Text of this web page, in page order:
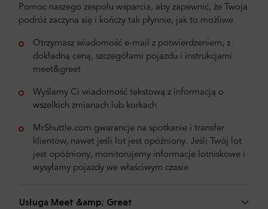
Pomoc naszego zespołu wsparcia, aby zapewnić, że Twoja
podróż zaczyna się i kończy tak płynnie, jak to możliwe
Otrzymasz wiadomość e-mail z potwierdzeniem, z
dokładną ceną, szczegółami pojazdu i instrukcjami
meet&greet
Wyślemy Ci wiadomość tekstową z informacją o
wszelkich zmianach lub korkach
MrShuttle.com gwarancje na spotkanie i transfer
klientów, nawet jeśli lot jest opóźniony. Jeśli Twój lot
jest opóźniony, monitorujemy informacje lotniskowe i
wysyłamy pojazdy we właściwym czasie
Usługa Meet &amp; Greet